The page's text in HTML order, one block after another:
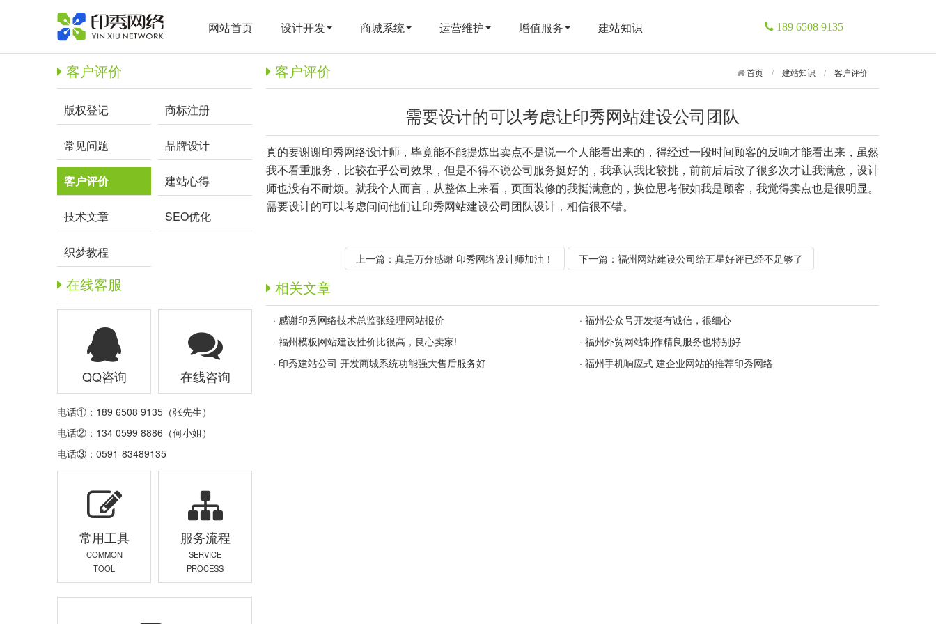
网站首页 设计开发 商城系统 运营维护 增值服务 建站知识 189 6508 9135
客户评价
版权登记 商标注册
常见问题 品牌设计
客户评价 建站心得
技术文章 SEO优化
织梦教程
在线客服
QQ咨询 在线咨询
电话①：189 6508 9135（张先生）
电话②：134 0599 8886（何小姐）
电话③：0591-83489135
常用工具
COMMON
TOOL
服务流程
SERVICE
PROCESS
首页 / 建站知识 / 客户评价
客户评价
需要设计的可以考虑让印秀网站建设公司团队
真的要谢谢印秀网络设计师，毕竟能不能提炼出卖点不是说一个人能看出来的，得经过一段时间顾客的反响才能看出来，虽然
我不看重服务，比较在乎公司效果，但是不得不说公司服务挺好的，我承认我比较挑，前前后后改了很多次才让我满意，设计
师也没有不耐烦。就我个人而言，从整体上来看，页面装修的我挺满意的，换位思考假如我是顾客，我觉得卖点也是很明显。
需要设计的可以考虑问问他们让印秀网站建设公司团队设计，相信很不错。
上一篇： 真是万分感谢 印秀网络设计师加油！ 下一篇： 福州网站建设公司给五星好评已经不足够了
相关文章
· 感谢印秀网络技术总监张经理网站报价 · 福州公众号开发挺有诚信，很细心
· 福州模板网站建设性价比很高，良心卖家! · 福州外贸网站制作精良服务也特别好
· 印秀建站公司 开发商城系统功能强大售后服务好 · 福州手机响应式 建企业网站的推荐印秀网络